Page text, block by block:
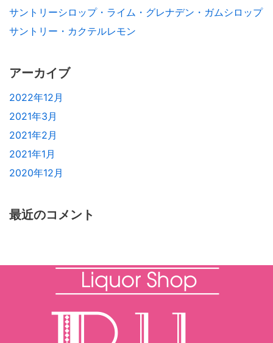
サントリーシロップ・ライム・グレナデン・ガムシロップ
サントリー・カクテルレモン
アーカイブ
2022年12月
2021年3月
2021年2月
2021年1月
2020年12月
最近のコメント